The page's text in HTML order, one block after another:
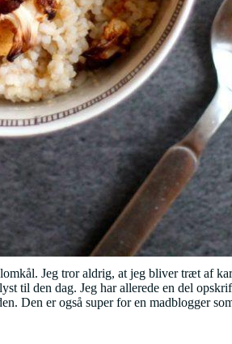
Jeg tror aldrig, at jeg bliver træt af
til den dag. Jeg har allerede en del
Den er også super for en madblogger